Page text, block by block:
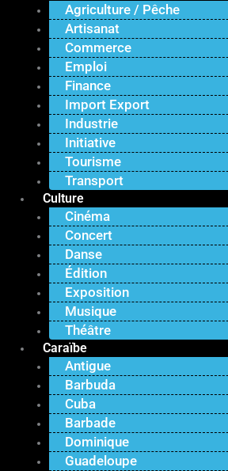
Agriculture / Pêche
Artisanat
Commerce
Emploi
Finance
Import Export
Industrie
Initiative
Tourisme
Transport
Culture
Cinéma
Concert
Danse
Édition
Exposition
Musique
Théâtre
Caraïbe
Antigue
Barbuda
Cuba
Barbade
Dominique
Guadeloupe